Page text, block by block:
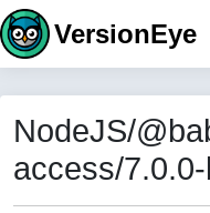
VersionEye
NodeJS/
access/